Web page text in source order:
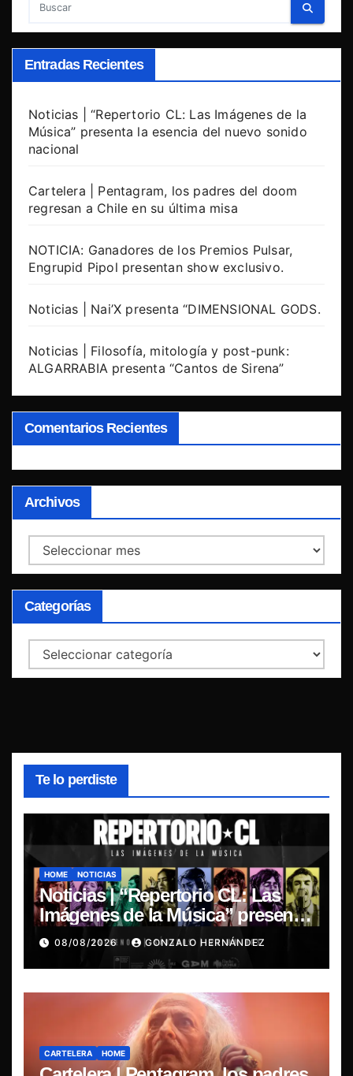
Entradas Recientes
Noticias | “Repertorio CL: Las Imágenes de la
Música” presenta la esencia del nuevo sonido
nacional
Cartelera | Pentagram, los padres del doom
regresan a Chile en su última misa
NOTICIA: Ganadores de los Premios Pulsar,
Engrupid Pipol presentan show exclusivo.
Noticias | Nai’X presenta “DIMENSIONAL GODS.
Noticias | Filosofía, mitología y post-punk:
ALGARRABIA presenta “Cantos de Sirena”
Comentarios Recientes
Archivos
Archivos
Categorías
Categorías
Te lo perdiste
HOME NOTICIAS
Noticias | “Repertorio CL: Las
Imágenes de la Música” presenta
la esencia del nuevo sonido
nacional
08/08/2026 GONZALO HERNÁNDEZ
CARTELERA HOME